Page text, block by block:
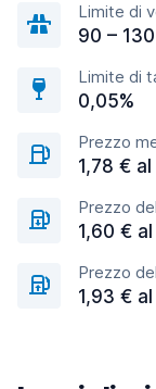
Limite di
90 –
Limite di
0,05%
Prezzo
1,78 €
Prezzo
1,60 €
Prezzo
1,93 €